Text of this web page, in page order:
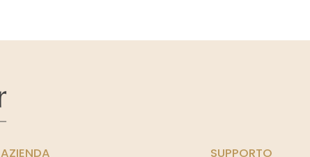
AZIENDA SUPPORTO